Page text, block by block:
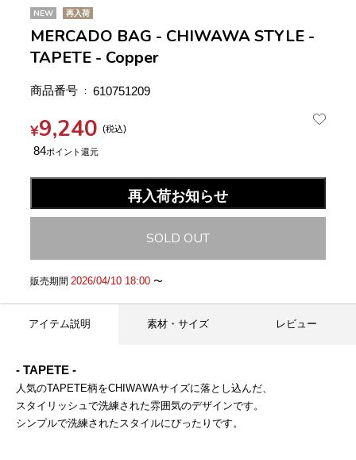
NEW 再入荷
MERCADO BAG - CHIWAWA STYLE -
TAPETE - Copper
商品番号 610751209
¥9,240 税込
84
再入荷お知らせ
SOLD OUT
販売期間 2026/04/10 18:00〜
アイテム説明 素材・サイズ レビュー
- TAPETE -
人気のTAPETE柄をCHIWAWAサイズに落とし込んだ、
スタイリッシュで洗練された雰囲気のデザインです。
シンプルで洗練されたスタイルにぴったりです。